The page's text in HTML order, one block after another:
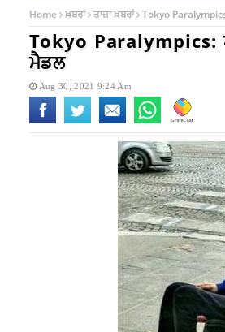
Home ਖ਼ਬਰਾਂ ਤਾਜ਼ਾ ਖ਼ਬਰਾਂ Tokyo
Tokyo Paralympics:
ਮੈਡਲ
Aug 30, 2021 9:24 Am